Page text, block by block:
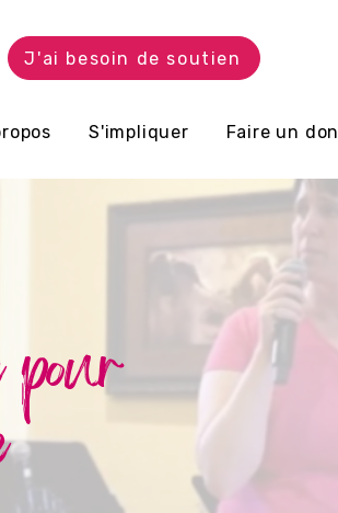
J'ai besoin de soutien
S'impliquer Faire un don